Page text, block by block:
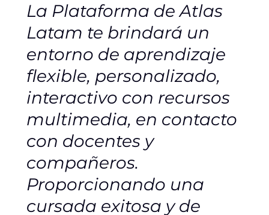
La Plataforma de Atlas
Latam te brindará un
entorno de aprendizaje
flexible, personalizado,
interactivo con recursos
multimedia, en contacto
con docentes y
compañeros.
Proporcionando una
cursada exitosa y de